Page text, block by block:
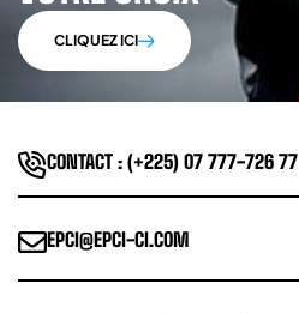
CLIQUEZ ICI
CONTACT : (+225) 07 777-726 77
EPCI@EPCI-CI.COM